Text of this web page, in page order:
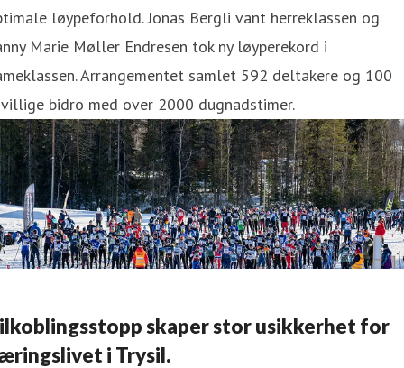
løypeforhold. Jonas Bergli vant herreklassen og
Marie Møller Endresen tok ny løyperekord i
Arrangementet samlet 592 deltakere og 100
bidro med over 2000 dugnadstimer.
skaper stor usikkerhet for
i Trysil.